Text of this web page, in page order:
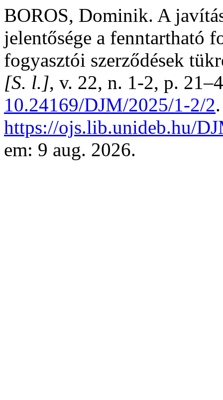
BOROS, Dominik. A
jelentősége a fenntartható
fogyasztói szerződések
[S. l.], v. 22, n. 1-2, p.
10.24169/DJM/2025/1-2/2
https://ojs.lib.unideb.hu/
em: 9 aug. 2026.